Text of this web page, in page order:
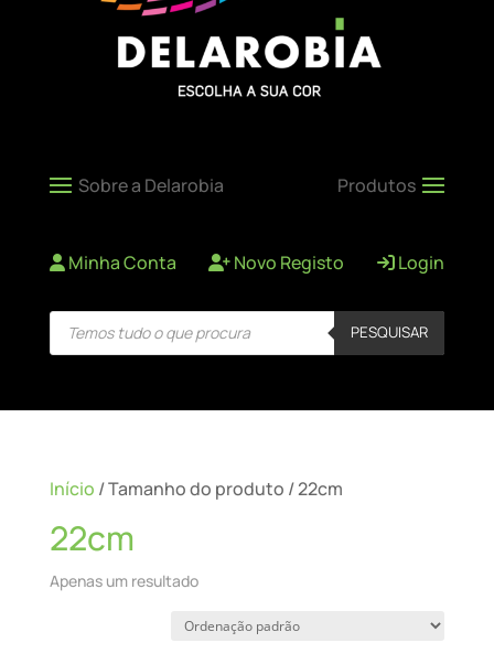
Minha Conta Novo Registo Login
Products
search PESQUISAR
Início / Tamanho do produto / 22cm
22cm
Apenas um resultado